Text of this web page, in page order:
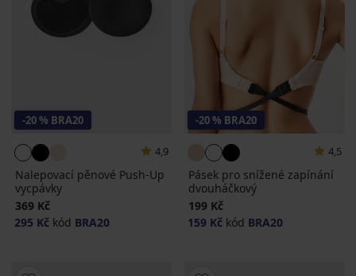
-20 % BRA20
4,9
Nalepovací pěnové Push-Up
vycpávky
369 Kč
295 Kč kód BRA20
-20 % BRA20
4,5
Pásek pro snížené zapínání
dvouháčkový
199 Kč
159 Kč kód BRA20